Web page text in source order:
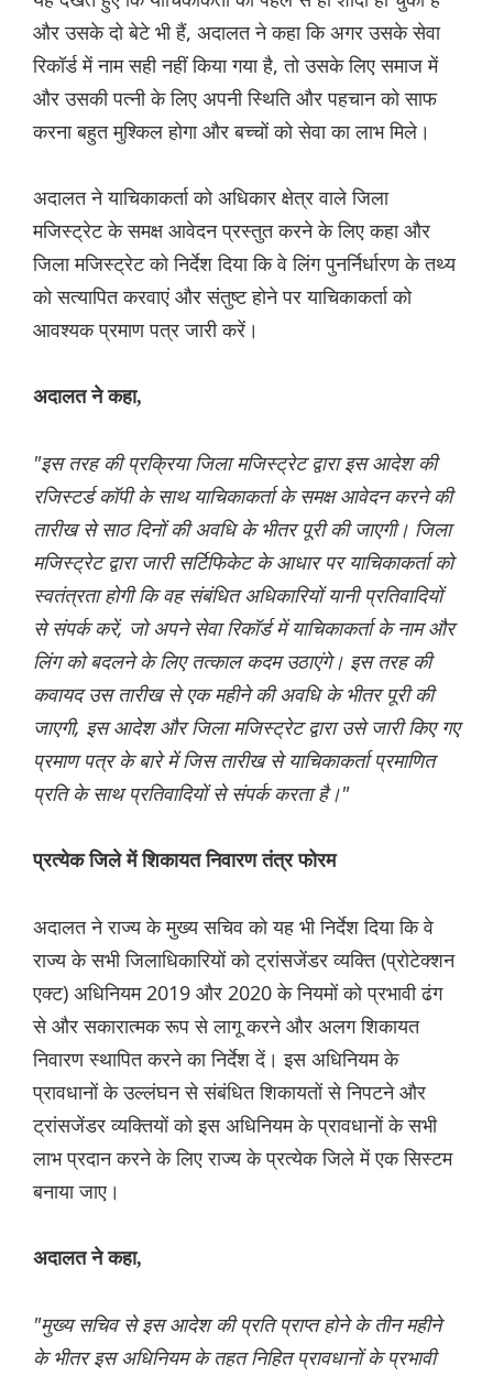
और उसके दो बेटे भी हैं, अदालत ने कहा कि अगर उसके सेवा
रिकॉर्ड में नाम सही नहीं किया गया है, तो उसके लिए समाज में
और उसकी पत्नी के लिए अपनी स्थिति और पहचान को साफ
करना बहुत मुश्किल होगा और बच्चों को सेवा का लाभ मिले।
अदालत ने याचिकाकर्ता को अधिकार क्षेत्र वाले जिला
मजिस्ट्रेट के समक्ष आवेदन प्रस्तुत करने के लिए कहा और
जिला मजिस्ट्रेट को निर्देश दिया कि वे लिंग पुनर्निर्धारण के तथ्य
को सत्यापित करवाएं और संतुष्ट होने पर याचिकाकर्ता को
आवश्यक प्रमाण पत्र जारी करें।
अदालत ने कहा,
"इस तरह की प्रक्रिया जिला मजिस्ट्रेट द्वारा इस आदेश की
रजिस्टर्ड कॉपी के साथ याचिकाकर्ता के समक्ष आवेदन करने की
तारीख से साठ दिनों की अवधि के भीतर पूरी की जाएगी। जिला
मजिस्ट्रेट द्वारा जारी सर्टिफिकेट के आधार पर याचिकाकर्ता को
स्वतंत्रता होगी कि वह संबंधित अधिकारियों यानी प्रतिवादियों
से संपर्क करें, जो अपने सेवा रिकॉर्ड में याचिकाकर्ता के नाम और
लिंग को बदलने के लिए तत्काल कदम उठाएंगे। इस तरह की
कवायद उस तारीख से एक महीने की अवधि के भीतर पूरी की
जाएगी, इस आदेश और जिला मजिस्ट्रेट द्वारा उसे जारी किए गए
प्रमाण पत्र के बारे में जिस तारीख से याचिकाकर्ता प्रमाणित
प्रति के साथ प्रतिवादियों से संपर्क करता है।"
प्रत्येक जिले में शिकायत निवारण तंत्र फोरम
अदालत ने राज्य के मुख्य सचिव को यह भी निर्देश दिया कि वे
राज्य के सभी जिलाधिकारियों को ट्रांसजेंडर व्यक्ति (प्रोटेक्शन
एक्ट) अधिनियम 2019 और 2020 के नियमों को प्रभावी ढंग
से और सकारात्मक रूप से लागू करने और अलग शिकायत
निवारण स्थापित करने का निर्देश दें। इस अधिनियम के
प्रावधानों के उल्लंघन से संबंधित शिकायतों से निपटने और
ट्रांसजेंडर व्यक्तियों को इस अधिनियम के प्रावधानों के सभी
लाभ प्रदान करने के लिए राज्य के प्रत्येक जिले में एक सिस्टम
बनाया जाए।
अदालत ने कहा,
"मुख्य सचिव से इस आदेश की प्रति प्राप्त होने के तीन महीने
के भीतर इस अधिनियम के तहत निहित प्रावधानों के प्रभावी